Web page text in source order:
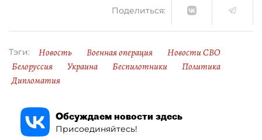
Поделиться:
Тэги: Новость Военная операция
Новости СВО
Белоруссия
Украина Беспилотники
Политика
Дипломатия
Обсуждаем новости здесь
Присоединяйтесь!